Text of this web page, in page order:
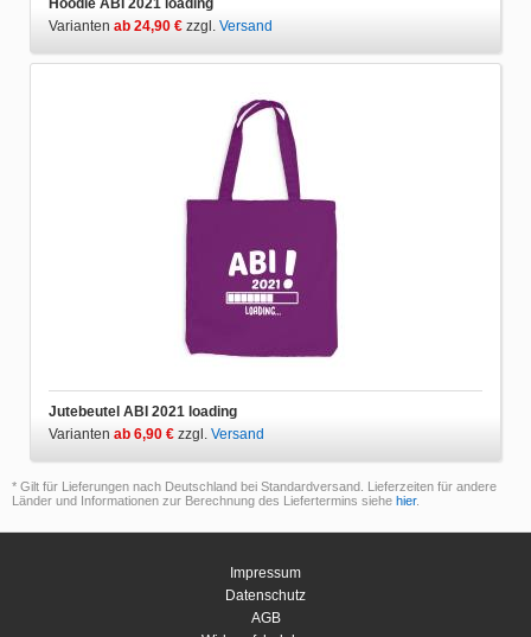
Varianten ab 24,90 € zzgl. Versand
Jutebeutel ABI 2021 loading
Varianten ab 6,90 € zzgl. Versand
* Gilt für Lieferungen nach Deutschland bei Standardversand. Lieferzeiten für andere
Länder und Informationen zur Berechnung des Liefertermins siehe hier.
Impressum
Datenschutz
AGB